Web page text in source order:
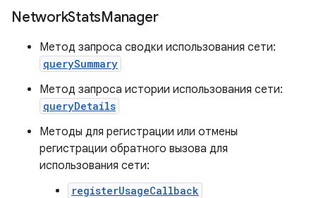
NetworkStatsManager
Метод запроса сводки использования сети:
querySummary
Метод запроса истории использования сети:
queryDetails
Методы для регистрации или отмены
регистрации обратного вызова для
использования сети:
registerUsageCallback